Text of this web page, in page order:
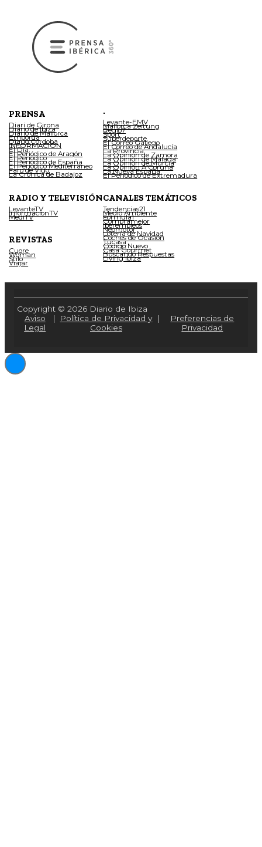
PRENSA
Diari de Girona
Diario de Ibiza
Diario de Mallorca
Empordà
Diario Córdoba
INFORMACIÓN
El Día
El Periódico de Aragón
El Periódico
El Periódico de España
El Periódico Mediterráneo
Faro de Vigo
La Crónica de Badajoz
.
Levante-EMV
Mallorca Zeitung
Regio7
Sport
Superdeporte
El Correo Gallego
El Correo de Andalucía
La Provincia
La Opinión de Zamora
La Opinión de Málaga
La Opinión de Murcia
La Opinión A Coruña
La Nueva España
El Periódico de Extremadura
RADIO Y TELEVISIÓN
LevanteTV
InformacionTV
MediTV
REVISTAS
Cuore
Woman
Stilo
Viajar
CANALES TEMÁTICOS
Tendencias21
Medio Ambiente
Fórmula1
Compramejor
Iberempleos
Neomotor
Lotería de Navidad
Coches de Ocasión
Tucasa
Código Nuevo
Casa Gourmet
Buscando Respuestas
Living Ibiza
Copyright © 2026 Diario de Ibiza
Aviso
Legal
|
Política de Privacidad y
Cookies
|
Preferencias de
Privacidad